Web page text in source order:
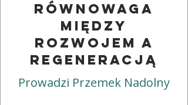
równowaga
między
rozwojem a
regeneracją
Prowadzi Przemek Nadolny